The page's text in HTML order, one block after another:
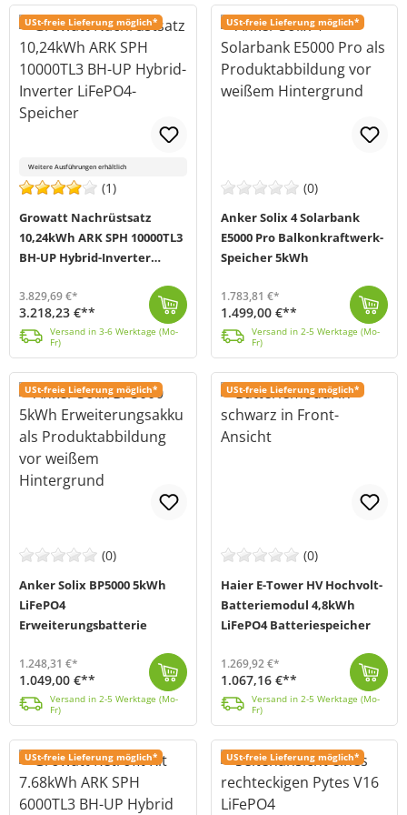
USt-freie Lieferung möglich*
Weitere Ausführungen erhältlich
(1)
Growatt Nachrüstsatz
10,24kWh ARK SPH 10000TL3
BH-UP Hybrid-Inverter
3.829,69 €*
3.218,23 €**
Versand in 3-6 Werktage (Mo-
Fr)
USt-freie Lieferung möglich*
(0)
Anker Solix 4 Solarbank
E5000 Pro Balkonkraftwerk-
Speicher 5kWh
1.783,81 €*
1.499,00 €**
Versand in 2-5 Werktage (Mo-
Fr)
USt-freie Lieferung möglich*
(0)
Anker Solix BP5000 5kWh
LiFePO4
Erweiterungsbatterie
1.248,31 €*
1.049,00 €**
Versand in 2-5 Werktage (Mo-
Fr)
USt-freie Lieferung möglich*
(0)
Haier E-Tower HV Hochvolt-
Batteriemodul 4,8kWh
LiFePO4 Batteriespeicher
1.269,92 €*
1.067,16 €**
Versand in 2-5 Werktage (Mo-
Fr)
USt-freie Lieferung möglich* USt-freie Lieferung möglich*